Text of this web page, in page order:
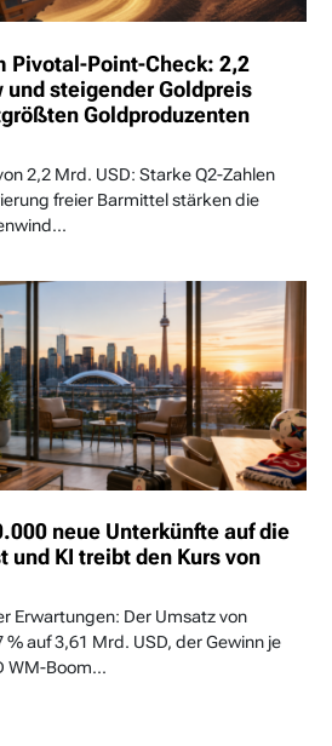
Pivotal-Point-Check: 2,2
und steigender Goldpreis
Goldproduzenten
2,2 Mrd. USD: Starke Q2-Zahlen
freier Barmittel stärken die
neue Unterkünfte auf die
und KI treibt den Kurs von
Erwartungen: Der Umsatz von
auf 3,61 Mrd. USD, der Gewinn je
WM-Boom...